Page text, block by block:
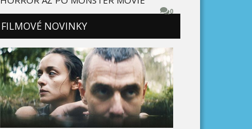
0
FILMOVÉ NOVINKY